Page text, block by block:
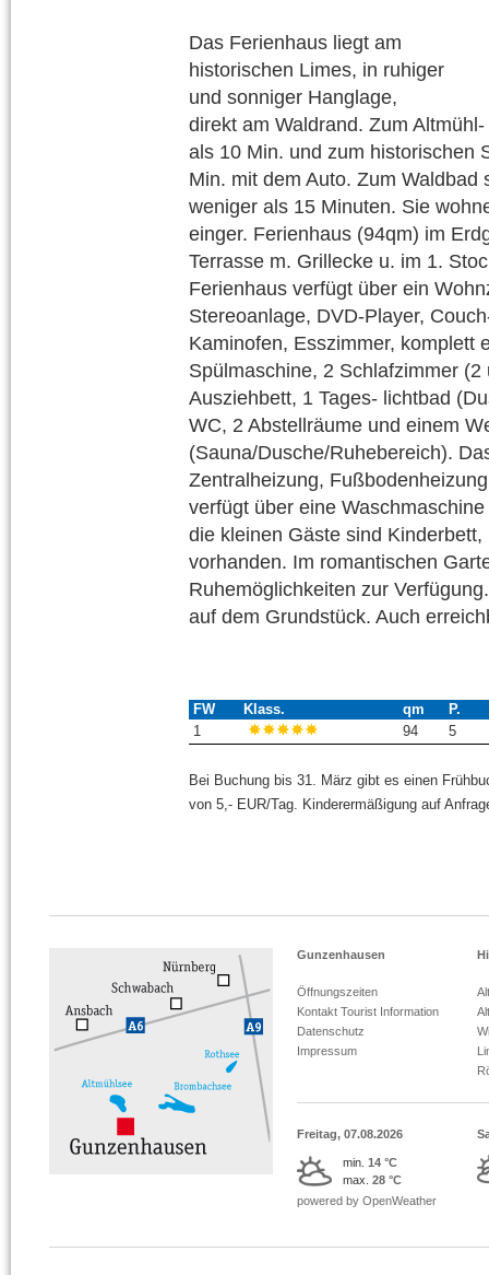
Das Ferienhaus liegt am
historischen Limes, in ruhiger
und sonniger Hanglage,
direkt am Waldrand. Zum
als 10 Min. und zum historischen
Min. mit dem Auto. Zum
weniger als 15 Minuten. Sie
einger. Ferienhaus (94qm) im
Terrasse m. Grillecke u. im 1.
Ferienhaus verfügt über ein
Stereoanlage, DVD-Player,
Kaminofen, Esszimmer, komplett
Spülmaschine, 2 Schlafzimmer
Ausziehbett, 1 Tages- lichtbad
WC, 2 Abstellräume und einem
(Sauna/Dusche/Ruhebereich).
Zentralheizung,
verfügt über eine
die kleinen Gäste sind
vorhanden. Im romantischen
Ruhemöglichkeiten zur
auf dem Grundstück. Auch
FW Klass. qm
P.
1
94 5
Bei Buchung bis 31. März gibt es einen
von 5,- EUR/Tag. Kinderermäßigung auf
Gunzenhausen
Öffnungszeiten
Kontakt Tourist Information
Datenschutz
Impressum
Freitag, 07.08.2026
min. 14 °C
max. 28 °C
powered by OpenWeather